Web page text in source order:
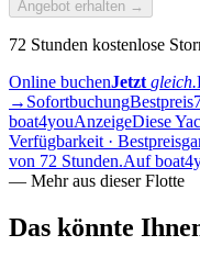
Angebot erhalten →
72 Stunden kostenlose
Online buchenJetzt gleich.
→ SofortbuchungBestpreis
boat4youAnzeigeDiese
Verfügbarkeit ·
von 72 Stunden.Auf
— Mehr aus dieser Flotte
Das könnte